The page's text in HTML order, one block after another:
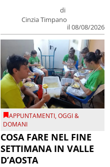
di
Cinzia Timpano
il 08/08/2026
APPUNTAMENTI,OGGI &
DOMANI
COSA FARE NEL FINE
SETTIMANA IN VALLE
D’AOSTA